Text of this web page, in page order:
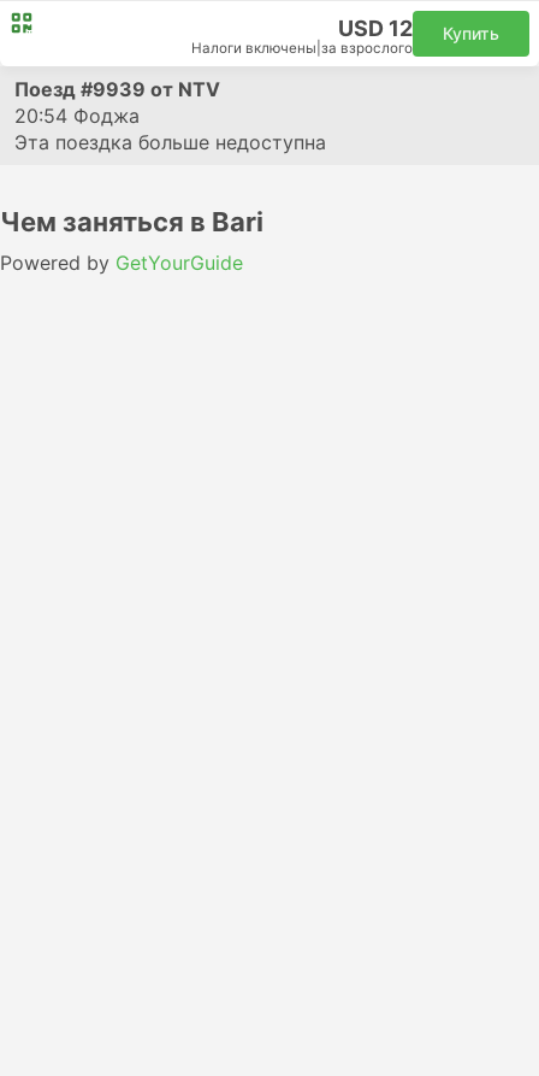
USD 12
Налоги включены за взрослого
Купить
Поезд #9939 от NTV
20:54 Фоджа
Эта поездка больше недоступна
Чем заняться в Bari
Powered by GetYourGuide